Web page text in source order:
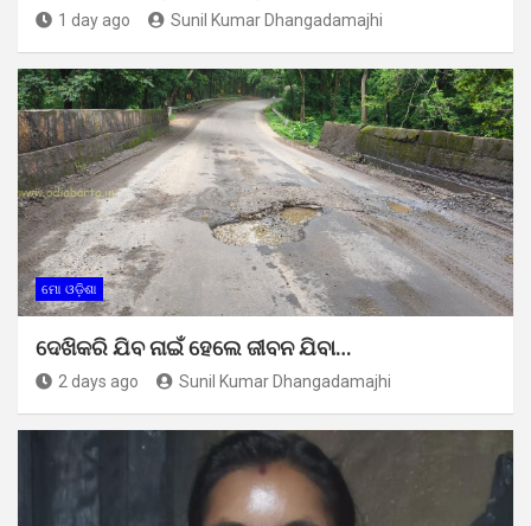
1 day ago Sunil Kumar Dhangadamajhi
ମୋ ଓଡ଼ିଶା
ଦେଖିକରି ଯିବ ନାଇଁ ହେଲେ ଜୀବନ ଯିବା…
2 days ago Sunil Kumar Dhangadamajhi